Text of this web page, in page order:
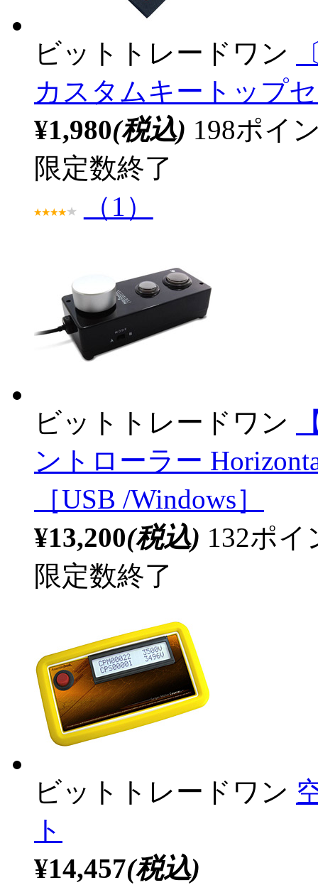
ビットトレードワン
カスタムキートップ
¥1,980(税込) 198ポイ
限定数終了
（1）
ビットトレードワン
ントローラー
［USB /Windows］
¥13,200(税込) 132ポ
限定数終了
ビットトレードワン
ト
¥14,457(税込)